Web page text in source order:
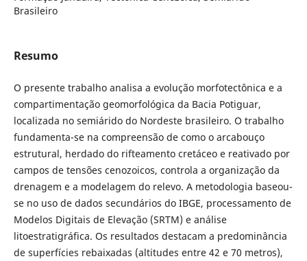
Brasileiro
Resumo
O presente trabalho analisa a evolução morfotectônica e a
compartimentação geomorfológica da Bacia Potiguar,
localizada no semiárido do Nordeste brasileiro. O trabalho
fundamenta-se na compreensão de como o arcabouço
estrutural, herdado do rifteamento cretáceo e reativado por
campos de tensões cenozoicos, controla a organização da
drenagem e a modelagem do relevo. A metodologia baseou-
se no uso de dados secundários do IBGE, processamento de
Modelos Digitais de Elevação (SRTM) e análise
litoestratigráfica. Os resultados destacam a predominância
de superfícies rebaixadas (altitudes entre 42 e 70 metros),